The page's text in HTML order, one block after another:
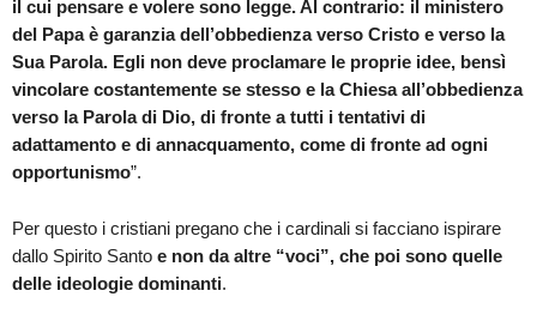
il cui pensare e volere sono legge. Al contrario: il ministero
del Papa è garanzia dell’obbedienza verso Cristo e verso la
Sua Parola. Egli non deve proclamare le proprie idee, bensì
vincolare costantemente se stesso e la Chiesa all’obbedienza
verso la Parola di Dio, di fronte a tutti i tentativi di
adattamento e di annacquamento, come di fronte ad ogni
opportunismo”.
Per questo i cristiani pregano che i cardinali si facciano ispirare
dallo Spirito Santo e non da altre “voci”, che poi sono quelle
delle ideologie dominanti.